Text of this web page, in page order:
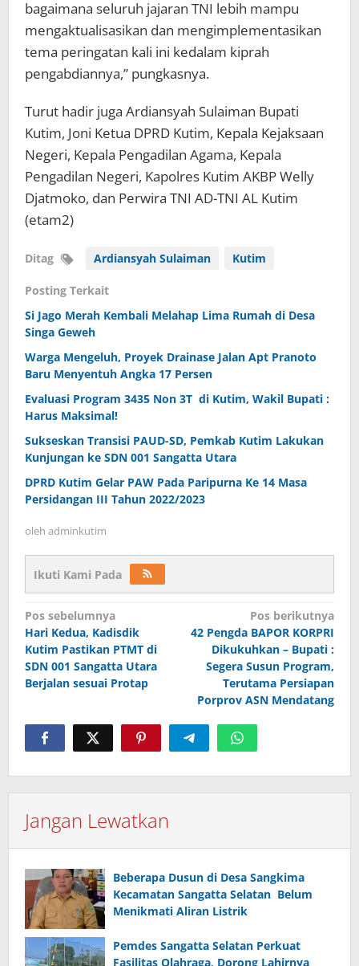
bagaimana seluruh jajaran TNI lebih mampu
mengaktualisasikan dan mengimplementasikan
tema peringatan kali ini kedalam kiprah
pengabdiannya,” pungkasnya.
Turut hadir juga Ardiansyah Sulaiman Bupati
Kutim, Joni Ketua DPRD Kutim, Kepala Kejaksaan
Negeri, Kepala Pengadilan Agama, Kepala
Pengadilan Negeri, Kapolres Kutim AKBP Welly
Djatmoko, dan Perwira TNI AD-TNI AL Kutim
(etam2)
Ditag Ardiansyah Sulaiman Kutim
Posting Terkait
Si Jago Merah Kembali Melahap Lima Rumah di Desa
Singa Geweh
Warga Mengeluh, Proyek Drainase Jalan Apt Pranoto
Baru Menyentuh Angka 17 Persen
Evaluasi Program 3435 Non 3T di Kutim, Wakil Bupati :
Harus Maksimal!
Sukseskan Transisi PAUD-SD, Pemkab Kutim Lakukan
Kunjungan ke SDN 001 Sangatta Utara
DPRD Kutim Gelar PAW Pada Paripurna Ke 14 Masa
Persidangan III Tahun 2022/2023
oleh adminkutim
Ikuti Kami Pada
Navigasi
pos
Pos sebelumnya
Hari Kedua, Kadisdik
Kutim Pastikan PTMT di
SDN 001 Sangatta Utara
Berjalan sesuai Protap
Pos berikutnya
42 Pengda BAPOR KORPRI
Dikukuhkan – Bupati :
Segera Susun Program,
Terutama Persiapan
Porprov ASN Mendatang
Jangan Lewatkan
Beberapa Dusun di Desa Sangkima
Kecamatan Sangatta Selatan Belum
Menikmati Aliran Listrik
Pemdes Sangatta Selatan Perkuat
Fasilitas Olahraga, Dorong Lahirnya